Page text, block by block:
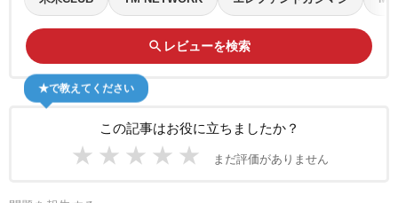
search レビューを検索
この記事はお役に立ちましたか？
★ ★ ★ ★ ★ まだ評価がありません
★で教えてください